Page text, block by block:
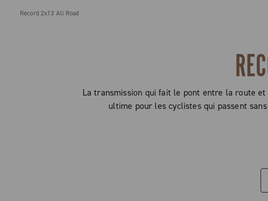
Record 2x13 All Road
La transmission qui fait le pont entre la route
ultime pour les cyclistes qui passent